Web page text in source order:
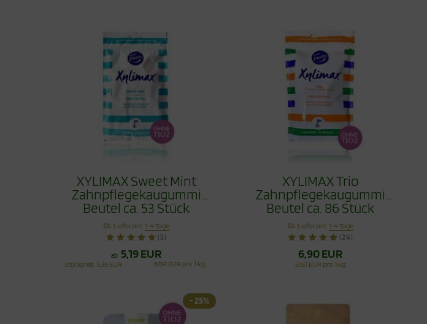
XYLIMAX Sweet Mint
Zahnpflegekaugummi
Beutel ca. 53 Stück
Lieferzeit:1-4 Tage
(5)
ab 5,19 EUR
Stückpreis 5,39 EUR 67,41 EUR pro 1 kg
XYLIMAX Trio
Zahnpflegekaugummi
Beutel ca. 86 Stück
Lieferzeit:1-4 Tage
(24)
6,90 EUR
57,51 EUR pro 1 kg
- 25%